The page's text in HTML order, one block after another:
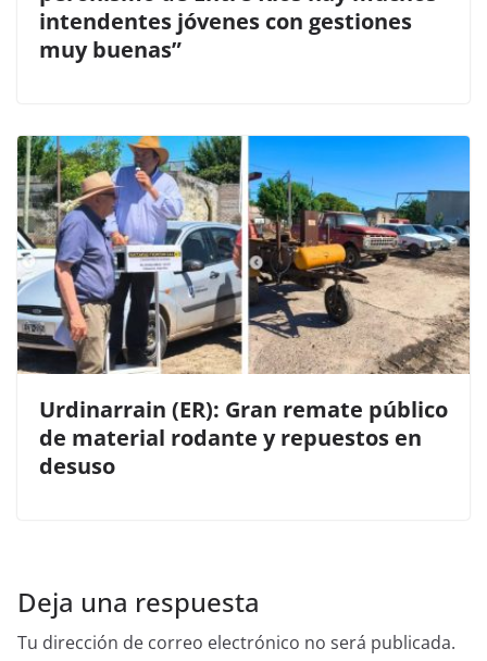
intendentes jóvenes con gestiones
muy buenas”
Urdinarrain (ER): Gran remate público
de material rodante y repuestos en
desuso
Deja una respuesta
Tu dirección de correo electrónico no será publicada.